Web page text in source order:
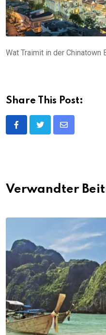
Wat Traimit in der Chinatown
Share This Post:
Share
Verwandter